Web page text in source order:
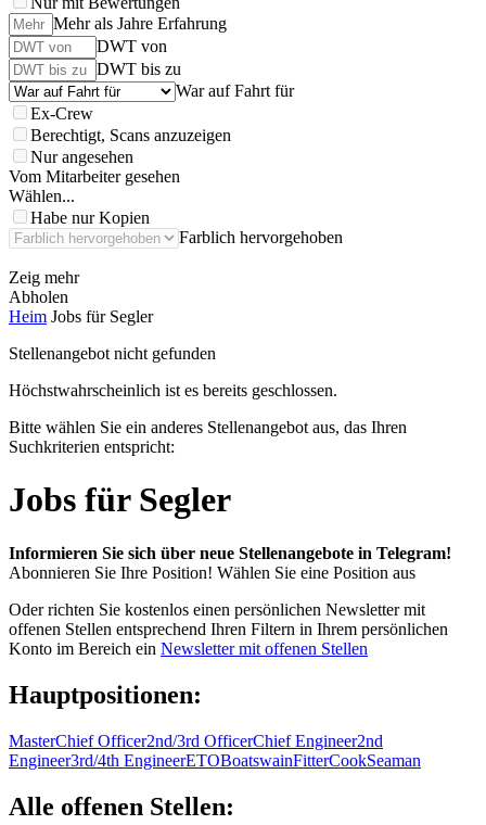
Mehr als Jahre Erfahrung
DWT von
DWT bis zu
War auf Fahrt für
Ex-Crew
Berechtigt, Scans anzuzeigen
Nur angesehen
Vom Mitarbeiter gesehen
Wählen...
Habe nur Kopien
Farblich hervorgehoben
Zeig mehr
Abholen
Heim Jobs für Segler
Stellenangebot nicht gefunden
Höchstwahrscheinlich ist es bereits geschlossen.
Bitte wählen Sie ein anderes Stellenangebot aus, das Ihren
Suchkriterien entspricht:
Jobs für Segler
Informieren Sie sich über neue Stellenangebote in Telegram!
Abonnieren Sie Ihre Position! Wählen Sie eine Position aus
Oder richten Sie kostenlos einen persönlichen Newsletter mit
offenen Stellen entsprechend Ihren Filtern in Ihrem persönlichen
Konto im Bereich ein Newsletter mit offenen Stellen
Hauptpositionen:
MasterChief Officer2nd/3rd OfficerChief Engineer2nd
Engineer3rd/4th EngineerETOBoatswainFitterCookSeaman
Alle offenen Stellen: